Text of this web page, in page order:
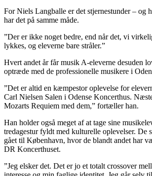
For Niels Langballe er det stjernestunder – og
har det på samme måde.
”Der er ikke noget bedre, end når det, vi
lykkes, og eleverne bare stråler.”
Hvert andet år får musik A-eleverne desuden
optræde med de professionelle musikere i
”Det er altid en kæmpestor oplevelse for
Carl Nielsen Salen i Odense Koncerthus.
Mozarts Requiem med dem,” fortæller han.
Han holder også meget af at tage sine
tredagestur fyldt med kulturelle oplevelser. De
gået til København, hvor de blandt andet har
DR Koncerthuset.
”Jeg elsker det. Det er jo et totalt crossover